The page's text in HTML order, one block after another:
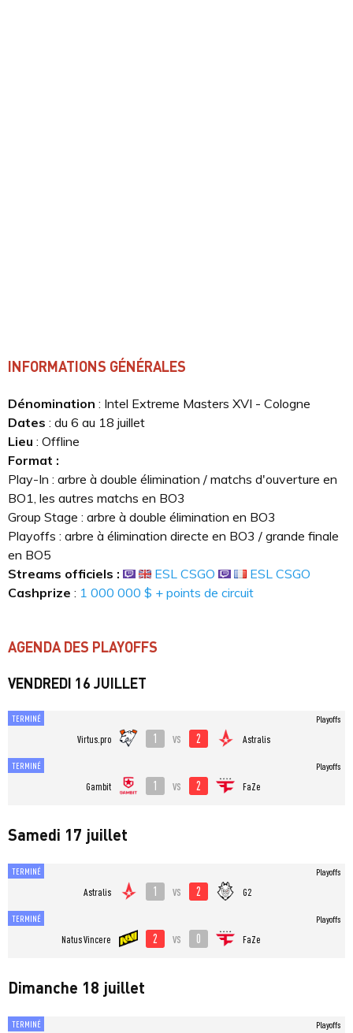
INFORMATIONS GÉNÉRALES
Dénomination : Intel Extreme Masters XVI - Cologne
Dates : du 6 au 18 juillet
Lieu : Offline
Format :
Play-In : arbre à double élimination / matchs d'ouverture en
BO1, les autres matchs en BO3
Group Stage : arbre à double élimination en BO3
Playoffs : arbre à élimination directe en BO3 / grande finale
en BO5
Streams officiels :
ESL CSGO ESL CSGO
Cashprize : 1 000 000 $ + points de circuit
AGENDA DES PLAYOFFS
VENDREDI 16 JUILLET
TERMINÉ
Virtus.pro 1 vs 2 Astralis
Playoffs
TERMINÉ
Gambit 1 vs 2 FaZe
Playoffs
Samedi 17 juillet
TERMINÉ
Astralis 1 vs 2 G2
Playoffs
TERMINÉ
Natus Vincere 2 vs 0 FaZe
Playoffs
Dimanche 18 juillet
TERMINÉ Playoffs